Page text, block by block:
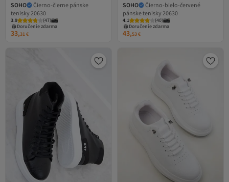
SOHO
Čierno-čierne pánske
tenisky 20630
3.9 (47)
Doručenie zdarma
33,31 €
SOHO
Čierno-bielo-červené
pánske tenisky 20630
4.1 (40)
Doručenie zdarma
43,53€